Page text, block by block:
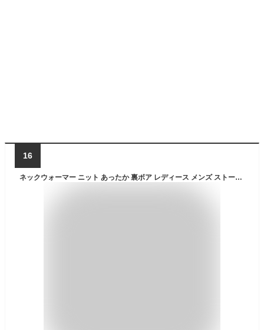
16
ネックウォーマー ニット あったか 裏ボア レディース メンズ ストール 秋 冬 スヌード 裏起毛 冬 男子 女子 ジュニア ニット スノボ スキー もこもこ ボア 防寒 暖かい 無地 アウトドア シンプル キッズ マフラー おしゃれ 可愛い プレゼント ギフト 517